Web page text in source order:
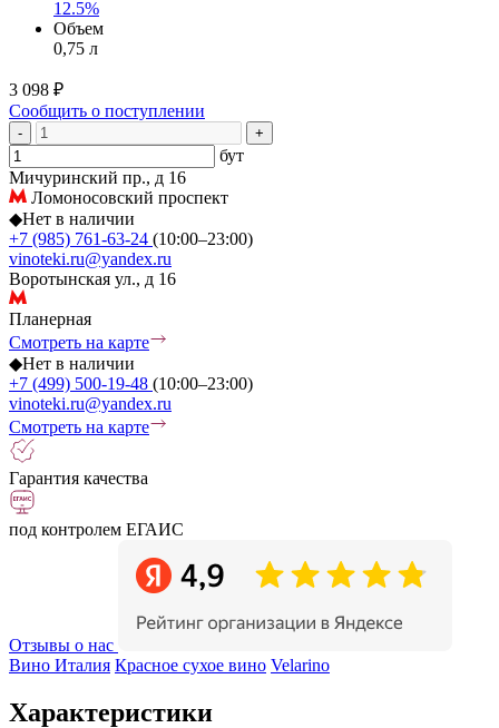
12.5%
Объем
0,75 л
3 098 ₽
Сообщить о поступлении
- +
бут
Мичуринский пр., д 16
Ломоносовский проспект
◆Нет в наличии
+7 (985) 761-63-24 (10:00–23:00)
vinoteki.ru@yandex.ru
Воротынская ул., д 16
Планерная
Смотреть на карте
◆Нет в наличии
+7 (499) 500-19-48 (10:00–23:00)
vinoteki.ru@yandex.ru
Смотреть на карте
Гарантия качества
под контролем ЕГАИС
Отзывы о нас
Вино Италия Красное сухое вино Velarino
Характеристики